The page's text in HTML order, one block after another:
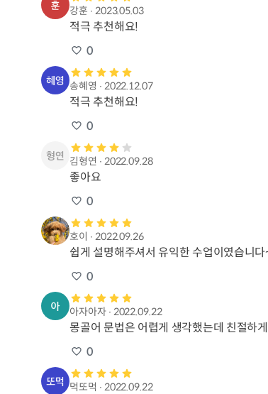
강훈 ∙ 2023.05.03
적극 추천해요!
0
송혜영 ∙ 2022.12.07
적극 추천해요!
0
김형연 ∙ 2022.09.28
좋아요
0
호이 ∙ 2022.09.26
쉽게 설명해주셔서 유익한 수업이였습니
0
아자아자∙ 2022.09.22
몽골어 문법은 어렵게 생각했는데 친절하
0
먹또먹 ∙ 2022.09.22